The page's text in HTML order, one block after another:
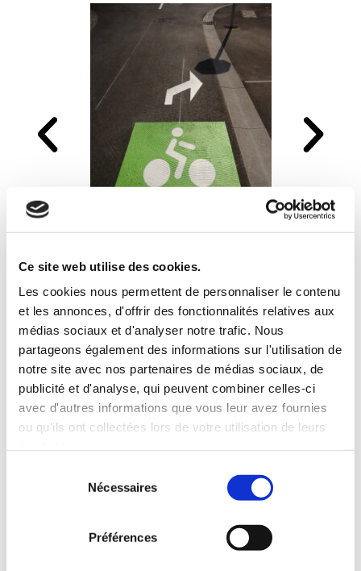
Ce site web utilise des cookies.
Les cookies nous permettent de personnaliser le contenu
et les annonces, d'offrir des fonctionnalités relatives aux
médias sociaux et d'analyser notre trafic. Nous
partageons également des informations sur l'utilisation de
notre site avec nos partenaires de médias sociaux, de
publicité et d'analyse, qui peuvent combiner celles-ci
avec d'autres informations que vous leur avez fournies
ou qu'ils ont collectées lors de votre utilisation de leurs
Nécessaires
Préférences
Contactez nous !
Pourquoi nous choisir ?
Notre savoir-faire
Notre réactivité
Un conseil personnalisé
Du matériel de qualité
une expertise inégalée et un engagement indéfectible
envers nos clients. Votre confiance, notre engagement.